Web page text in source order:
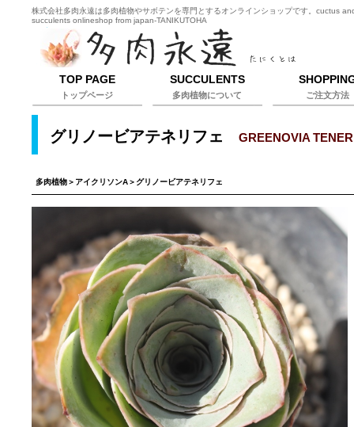
株式会社多肉永遠は多肉植物やサボテンを専門とするオンラインショップです。cuctus
succulents onlineshop from japan-TANIKUTOHA
グリノービアテネリフェ GREENOVIA
多肉植物＞ アイクリソンA＞グリノービアテネリフェ
TOP PAGE
トップページ
SUCCULENTS
多肉植物について ご注文方法